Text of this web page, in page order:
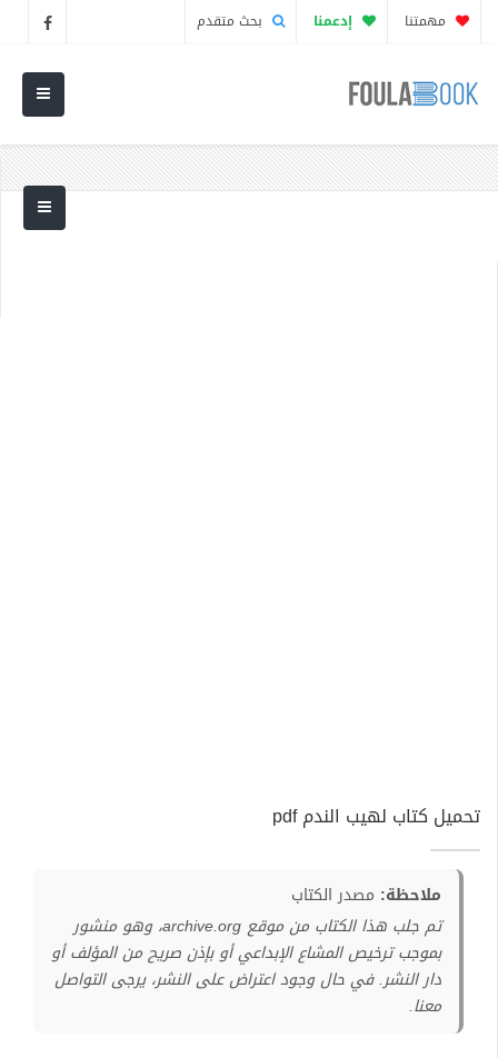
مهمتنا إدعمنا بحث متقدم
تحميل كتاب لهيب الندم pdf
ملاحظة: مصدر الكتاب
تم جلب هذا الكتاب من موقع archive.org، وهو منشور
بموجب ترخيص المشاع الإبداعي أو بإذن صريح من المؤلف أو
دار النشر. في حال وجود اعتراض على النشر، يرجى التواصل
معنا.